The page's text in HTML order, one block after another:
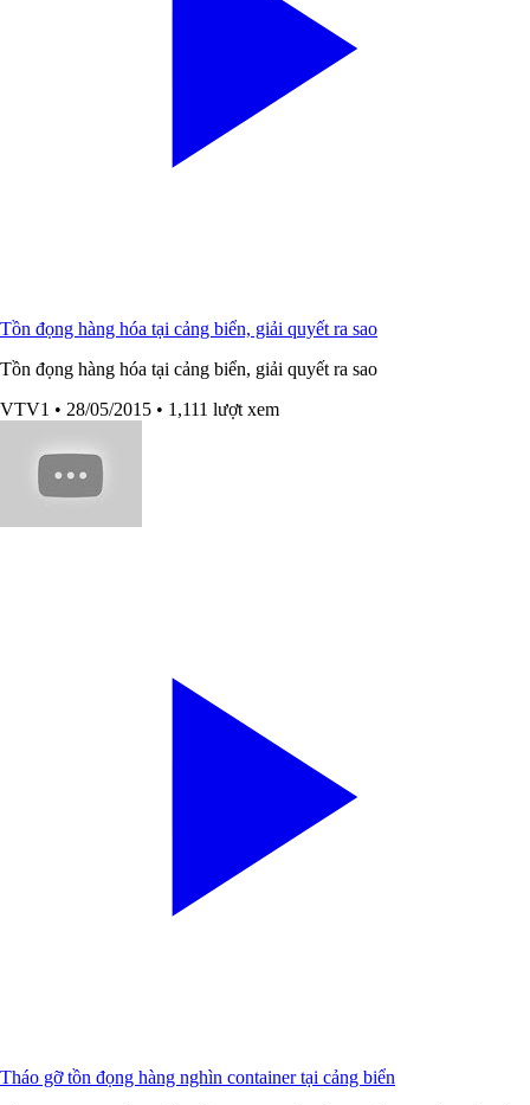
Tồn đọng hàng hóa tại cảng biển, giải quyết ra sao
Tồn đọng hàng hóa tại cảng biển, giải quyết ra sao
VTV1 • 28/05/2015 • 1,111 lượt xem
Tháo gỡ tồn đọng hàng nghìn container tại cảng biển